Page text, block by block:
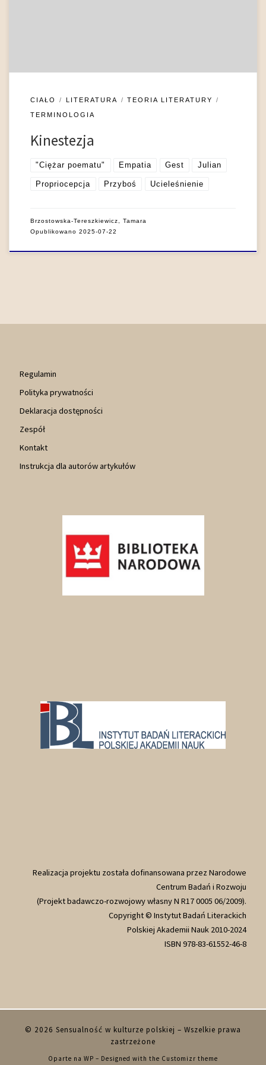
CIAŁO LITERATURA TEORIA LITERATURY
TERMINOLOGIA
Kinestezja
"Ciężar poematu" Empatia Gest Julian
Propriocepcja Przyboś Ucieleśnienie
Brzostowska-Tereszkiewicz, Tamara
Opublikowano 2025-07-22
Regulamin
Polityka prywatności
Deklaracja dostępności
Zespół
Kontakt
Instrukcja dla autorów artykułów
Realizacja projektu została dofinansowana przez Narodowe
Centrum Badań i Rozwoju
(Projekt badawczo-rozwojowy własny N R17 0005 06/2009).
Copyright © Instytut Badań Literackich
Polskiej Akademii Nauk 2010-2024
ISBN 978-83-61552-46-8
© 2026 Sensualność w kulturze polskiej – Wszelkie prawa
zastrzeżone
Oparte na WP – Designed with the Customizr theme